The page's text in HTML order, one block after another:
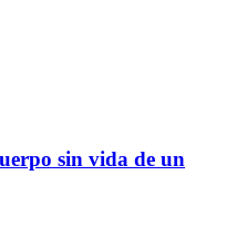
sin vida de un